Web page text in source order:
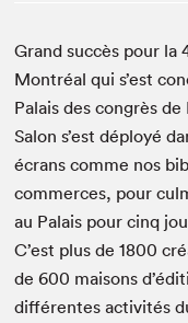
Grand succès pour la
Montréal qui s’est
Palais des congrès
Salon s’est déployé
écrans comme nos
commerces, pour
au Palais pour cinq
C’est plus de 1800
de 600 maisons
différentes activités